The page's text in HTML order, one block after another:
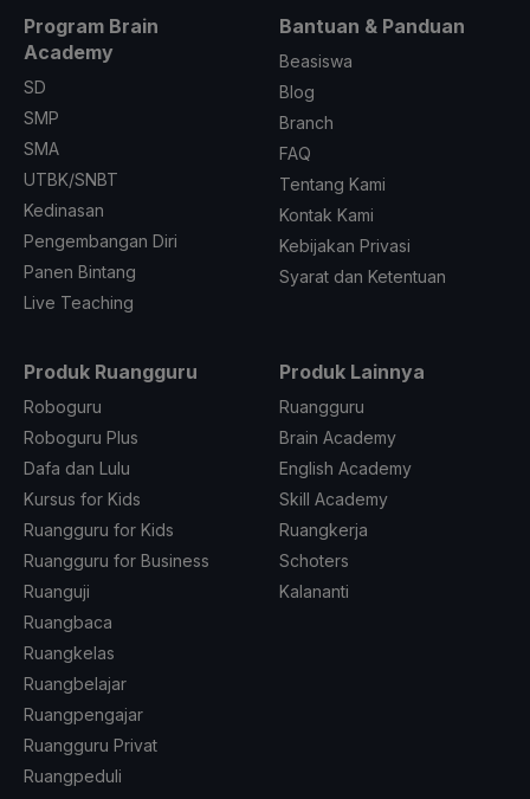
Program Brain
Academy
SD
SMP
SMA
UTBK/SNBT
Kedinasan
Pengembangan Diri
Panen Bintang
Live Teaching
Bantuan & Panduan
Beasiswa
Blog
Branch
FAQ
Tentang Kami
Kontak Kami
Kebijakan Privasi
Syarat dan Ketentuan
Produk Ruangguru
Roboguru
Roboguru Plus
Dafa dan Lulu
Kursus for Kids
Ruangguru for Kids
Ruangguru for Business
Ruanguji
Ruangbaca
Ruangkelas
Ruangbelajar
Ruangpengajar
Ruangguru Privat
Ruangpeduli
Produk Lainnya
Ruangguru
Brain Academy
English Academy
Skill Academy
Ruangkerja
Schoters
Kalananti